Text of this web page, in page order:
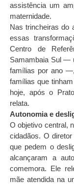
assistência um
maternidade.
Nas trincheiras do
essas
Centro de
Samambaia Sul —
famílias por ano
famílias que
hoje, após o
relata.
Autonomia e
O objetivo central,
cidadãos. O
que pedem o
alcançaram a
comemora. Ele
mãe atendida na